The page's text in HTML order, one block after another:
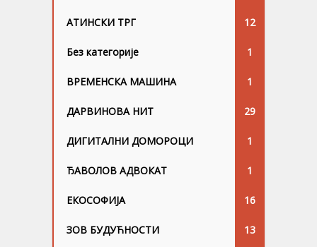
АТИНСКИ ТРГ 12
Без категорије 1
ВРЕМЕНСКА МАШИНА 1
ДАРВИНОВА НИТ 29
ДИГИТАЛНИ ДОМОРОЦИ 1
ЂАВОЛОВ АДВОКАТ 1
ЕКОСОФИЈА 16
ЗОВ БУДУЋНОСТИ 13